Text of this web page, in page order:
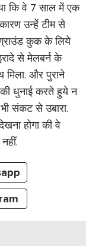
कि वे 7 साल में एक
उन्हें टीम से
ग्राउंड कुक के लिये
से मेलबर्न के
मिला. और पुराने
की धुनाई करते हुये न
संकट से उबारा.
होगा की वे